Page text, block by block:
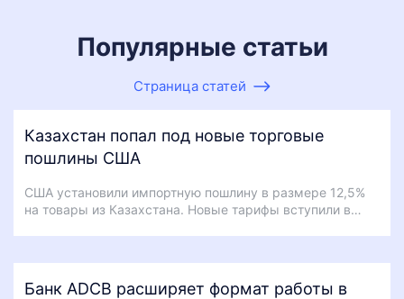
Популярные статьи
Страница статей
Казахстан попал под новые торговые
пошлины США
США установили импортную пошлину в размере 12,5%
на товары из Казахстана. Новые тарифы вступили в…
Банк ADCB расширяет формат работы в